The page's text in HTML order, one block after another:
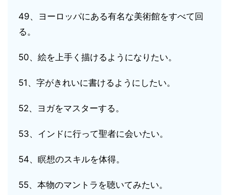
49、ヨーロッパにある有名な美術館をすべて回
る。
50、絵を上手く描けるようになりたい。
51、字がきれいに書けるようにしたい。
52、ヨガをマスターする。
53、インドに行って聖者に会いたい。
54、瞑想のスキルを体得。
55、本物のマントラを聴いてみたい。